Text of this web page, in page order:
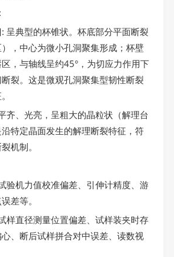
:
: 呈典型的杯锥状。杯底部分平面断裂
，中心为微小孔洞聚集形成；杯壁
，与轴线呈约45°，为切应力作用下
裂。这是微观孔洞聚集型韧性断裂
齐、光亮，呈粗大的晶粒状（解理台
特定晶面发生的解理断裂特征，符
机制。
验机力值校准偏差、引伸计精度、游
差等。
样直径测量位置偏差、试样装夹时存
、断后试样拼合对中误差、读数视